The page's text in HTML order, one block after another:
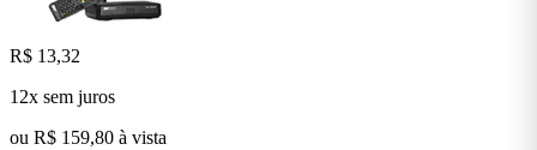
R$ 13,32
12x sem juros
ou R$ 159,80 à vista